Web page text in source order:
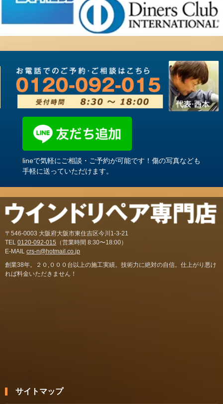
lineで気軽にご相談・ご予約が可能です！傷の写真なども
手軽に送っていただけます。
〒546-0003 大阪府大阪市東住吉区今川1-3-21
TEL 0120-092-015 （営業時間 8:30〜18:00）
E-MAIL crs-n@hotmail.co.jp
創業38年。２０,０００台以上の施工実績。技術力に絶対の自信。仕上がり悪け
れば料金いただきません！
サイトマップ